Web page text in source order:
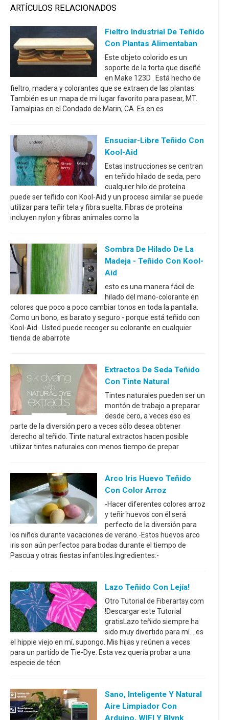
ARTÍCULOS RELACIONADOS
Fieltro Industrial De Teñido
Con Plantas Alimentaban
Este objeto colorido es un
soporte de la torta que diseñé
en Make 123D . Está hecho de
fieltro, madera y colorantes que se extraen de las plantas.
También es un mapa de mi lugar favorito para pasear, MT.
Tamalpias en el Condado de Marin, CA. Es en es
Ensuciar-Libre Teñido Con
Kool-Aid
Estas instrucciones se centran
en teñido hilado de seda, pero
cualquier hilo de proteína
puede ser teñido con Kool-Aid y un proceso similar se puede
utilizar para teñir tela y fibra suelta. Fibras de proteína
incluyen nylon y fibras animales como la
Sombra De Hilado De La
Madeja - Teñido Con Kool-
Aid
esto es una manera fácil de
hilado del mano-colorante en
colores que poco a poco cambiar tonos en toda la pantalla.
Como un bono, es barato y seguro - porque está teñido con
Kool-Aid. Usted puede recoger su colorante en cualquier
tienda de abarrote
Extractos De Seda Teñido
Con Tinte Natural
Tintes naturales pueden ser un
montón de trabajo a preparar
desde cero, a veces eso es
parte de la diversión pero a veces sólo desea obtener
derecho al teñido. Tinte natural extractos hacen posible
utilizar tintes naturales con menos tiempo de prepar
Arco Iris Huevo Teñido
Con Color Arroz
-Hacer diferentes colores arroz
y teñir huevos con él será
perfecto de la diversión para
los niños durante vacaciones de verano.-Estos huevos arco
iris son aún perfectos para bodas durante el tiempo de
Pascua y otras fiestas infantiles.Ingredientes:-
Lazo Teñido Con Lejía!
Otro Tutorial de Fiberartsy.com
!Descargar este Tutorial
gratisLazo teñido siempre ha
sido muy divertido para mí... es
el hippie viejo en mí, supongo. Mis hijas y reúnen a veces
para un partido de Tie-Dye. Esta vez quería probar a una
especie de técn
Sano, Inteligente Y Natural
Aire Limpiador Con
Arduino, WIFI Y Blynk